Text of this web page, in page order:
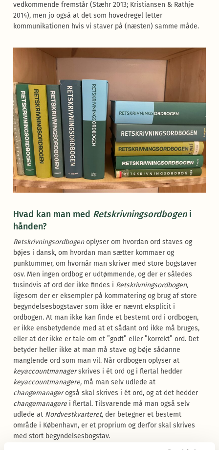
vedkommende fremstår (Stæhr 2013; Kristiansen & Rathje
2014), men jo også at det som hovedregel letter
kommunikationen hvis vi staver på (næsten) samme måde.
Hvad kan man med Retskrivningsordbogeni
hånden?
Retskrivningsordbogenoplyser om hvordan ord staves og
bøjes i dansk, om hvordan man sætter kommaer og
punktummer, om hvornår man skriver med store bogstaver
osv. Men ingen ordbog er udtømmende, og der er således
tusindvis af ord der ikke findes i Retskrivningsordbogen,
ligesom der er eksempler på kommatering og brug af store
begyndelsesbogstaver som ikke er nævnt eksplicit i
ordbogen. At man ikke kan finde et bestemt ord i ordbogen,
er ikke ensbetydende med at et sådant ord ikke må bruges,
eller at der ikke er tale om et ”godt” eller ”korrekt” ord. Det
betyder heller ikke at man må stave og bøje sådanne
manglende ord som man vil. Når ordbogen oplyser at
keyaccountmanagerskrives i ét ord og i flertal hedder
keyaccountmanagere,må man selv udlede at
changemanagerogså skal skrives i ét ord, og at det hedder
changemanagerei flertal. Tilsvarende må man også selv
udlede at Nordvestkvarteret,der betegner et bestemt
område i København, er et proprium og derfor skal skrives
med stort begyndelsesbogstav.